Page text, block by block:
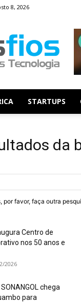
8, 2026
STARTUPS
da
por favor, faça outra
Centro de
nos 50 anos e
2026
chega
para